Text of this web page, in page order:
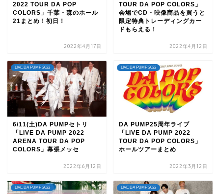
2022 TOUR DA POP
COLORS」千葉・森のホール
21まとめ！初日！
2022年4月17日
TOUR DA POP COLORS」
会場でCD・映像商品を買うと
限定特典トレーディングカー
ドもらえる！
2022年4月12日
LIVE DA PUMP 2022
6/11(土)DA PUMPセトリ
「LIVE DA PUMP 2022
ARENA TOUR DA POP
COLORS」幕張メッセ
2022年6月12日
LIVE DA PUMP 2022
DA PUMP25周年ライブ
「LIVE DA PUMP 2022
TOUR DA POP COLORS」
ホールツアーまとめ
2022年3月12日
LIVE DA PUMP 2022 LIVE DA PUMP 2022